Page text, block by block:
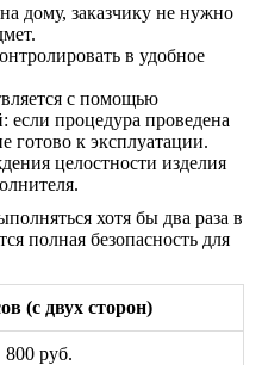
дому, заказчику не нужно
в удобное
с помощью
если процедура проведена
готово к эксплуатации.
целостности изделия
хотя бы два раза в
полная безопасность для
(с двух сторон)
800 руб.